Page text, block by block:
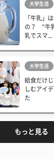
大学生活
「牛乳」
の？ “牛
乳でスマ...
大学生活
給食だけ
しむアイ
た
もっと見る